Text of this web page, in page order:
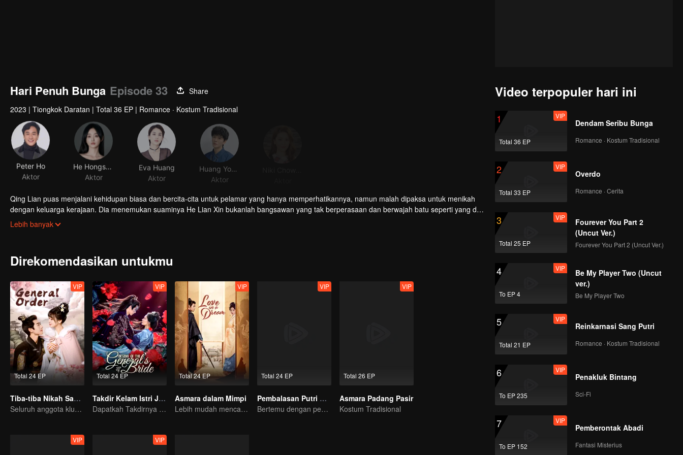
Hari Penuh Bunga Episode 33
Share
2023 | Tiongkok Daratan | Total 36 EP | Romance · Kostum Tradisional
Peter Ho
Aktor
Aktor
Eva Huang
Aktor
Aktor
Qing Lian puas menjalani kehidupan biasa dan bercita-cita untuk pelamar yang hanya memperhatikannya, namun malah dipaksa untuk menikah
dengan keluarga kerajaan. Dia menemukan suaminya He Lian Xin bukanlah bangsawan yang tak berperasaan dan berwajah batu seperti yang dia
tunjukkan, dan diam-diam membantunya menavigasi perairan berbahaya, mendapatkan kasih sayang dan rasa hormatnya dalam proses itu.
Lebih banyak
Direkomendasikan untukmu
Total 24 EP
VIP
Tiba-tiba Nikah Sama Jenderal
Seluruh anggota klub perjalanan waktu ke masa lalu, berusaha untuk kembali ke masa depan!
Total 24 EP
VIP
Takdir Kelam Istri Jenderal
Dapatkah Takdirnya Berubah Setelah Perubahan Muka?
Total 24 EP
VIP
Asmara dalam Mimpi
Lebih mudah mencari kebohongan daripada ketulusan
Total 24 EP
VIP
Pembalasan Putri Bangsawan
Bertemu dengan penjaga setianya bahkan setelah lahir kembali
Total 26 EP
VIP
Asmara Padang Pasir
Kostum Tradisional
VIP VIP
Video terpopuler hari ini
1
Total 36 EP
VIP
Dendam Seribu Bunga
Romance · Kostum Tradisional
2
Total 33 EP
VIP
Overdo
Romance · Cerita
3
Total 25 EP
VIP
Fourever You Part 2
(Uncut Ver.)
Fourever You Part 2 (Uncut Ver.)
4
To EP 4
VIP
Be My Player Two (Uncut
ver.)
Be My Player Two
5
Total 21 EP
VIP
Reinkarnasi Sang Putri
Romance · Kostum Tradisional
6
To EP 235
VIP
Penakluk Bintang
Sci-Fi
7
To EP 152
VIP
Pemberontak Abadi
Fantasi Misterius